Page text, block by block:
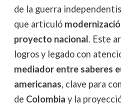
de la guerra
que articuló
proyecto nacional. Este
logros y legado con
mediador entre saberes
americanas, clave para
de Colombia y la